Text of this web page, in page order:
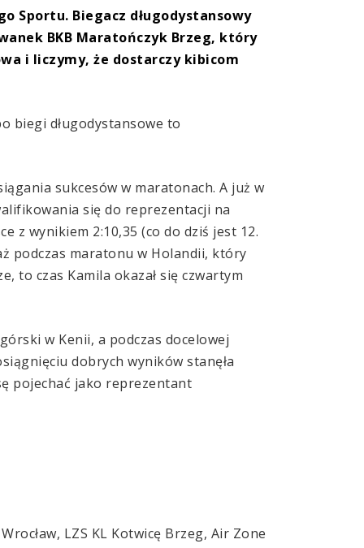
Sportu. Biegacz długodystansowy
BKB Maratończyk Brzeg, który
i liczymy, że dostarczy kibicom
biegi długodystansowe to
sukcesów w maratonach. A już w
się do reprezentacji na
z wynikiem 2:10,35 (co do dziś jest 12.
podczas maratonu w Holandii, który
to czas Kamila okazał się czwartym
w Kenii, a podczas docelowej
dobrych wyników stanęła
pojechać jako reprezentant
LZS KL Kotwicę Brzeg, Air Zone